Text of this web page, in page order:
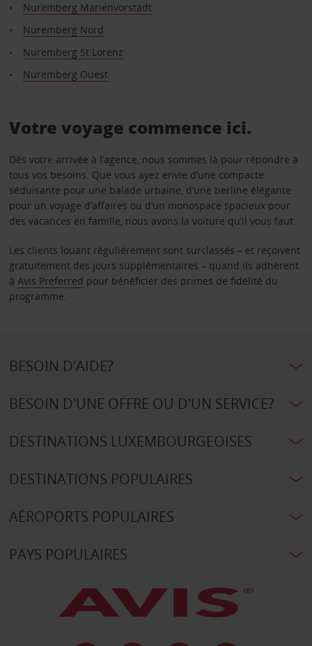
Nuremberg Marienvorstadt
Nuremberg Nord
Nuremberg St Lorenz
Nuremberg Ouest
Votre voyage commence ici.
Dès votre arrivée à l’agence, nous sommes là pour répondre à
tous vos besoins. Que vous ayez envie d’une compacte
séduisante pour une balade urbaine, d’une berline élégante
pour un voyage d’affaires ou d’un monospace spacieux pour
des vacances en famille, nous avons la voiture qu’il vous faut.
Les clients louant régulièrement sont surclassés – et reçoivent
gratuitement des jours supplémentaires – quand ils adhèrent
à Avis Preferred pour bénéficier des primes de fidélité du
programme.
BESOIN D'AIDE?
BESOIN D'UNE OFFRE OU D'UN SERVICE?
DESTINATIONS LUXEMBOURGEOISES
DESTINATIONS POPULAIRES
AÉROPORTS POPULAIRES
PAYS POPULAIRES